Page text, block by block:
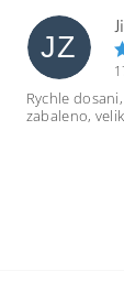
JZ
Rychle
zabaleno,